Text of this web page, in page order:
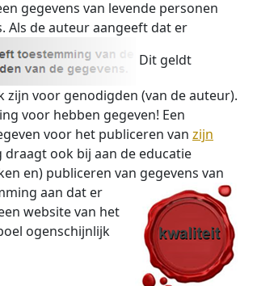
gegevens van levende personen
Als de auteur aangeeft dat er
Dit geldt
zijn voor genodigden (van de auteur).
voor hebben gegeven! Een
voor het publiceren van zijn
ook bij aan de educatie
en) publiceren van gegevens van
aan dat er
websitevan het
ogenschijnlijk